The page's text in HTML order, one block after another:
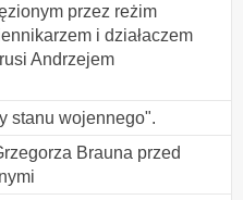
przez reżim
i działaczem
Andrzejem
stanu wojennego".
Brauna przed